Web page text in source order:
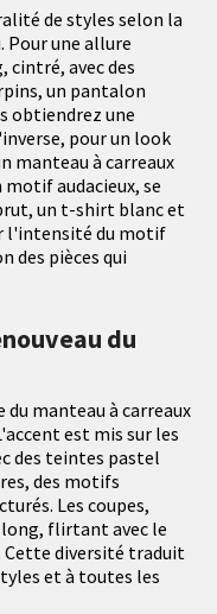
de styles selon la
une allure
cintré, avec des
un pantalon
obtiendrez une
pour un look
manteau à carreaux
motif audacieux, se
un t-shirt blanc et
l'intensité du motif
des pièces qui
du
manteau à carreaux
est mis sur les
des teintes pastel
des motifs
Les coupes,
flirtant avec le
diversité traduit
et à toutes les